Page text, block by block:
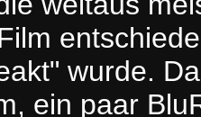
wurde.
ein paar